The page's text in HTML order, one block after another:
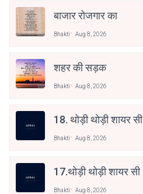
बाजार रोजगार का
Bhakti Aug 8, 2026
शहर की सड़क
Bhakti Aug 8, 2026
18. थोड़ी थोड़ी शायर सी
Bhakti Aug 8, 2026
17.थोड़ी थोड़ी शायर सी
Bhakti Aug 8, 2026